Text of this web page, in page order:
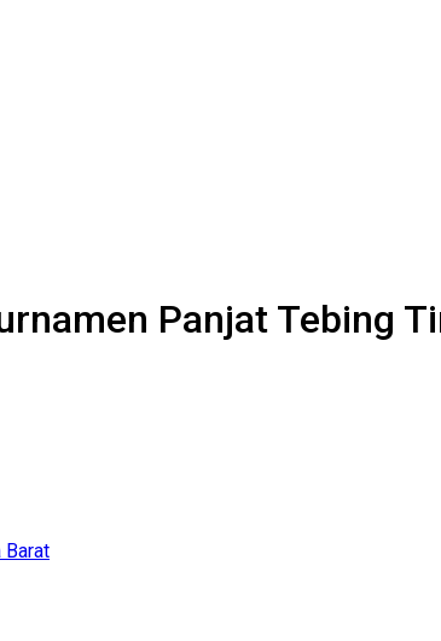
Panjat Tebing